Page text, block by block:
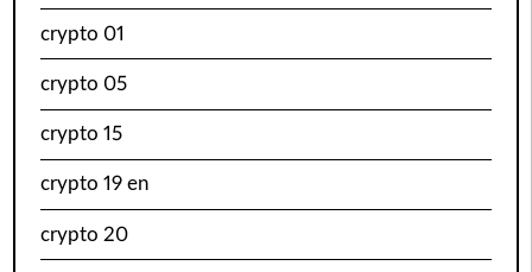
crypto 01
crypto 05
crypto 15
crypto 19 en
crypto 20